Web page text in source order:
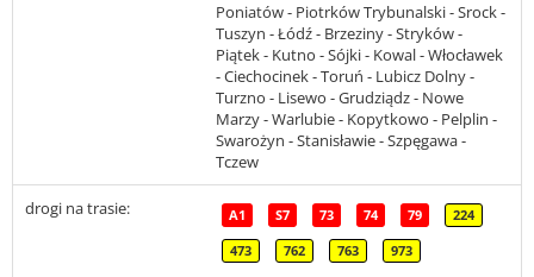
Poniatów - Piotrków Trybunalski - Srock -
Tuszyn - Łódź - Brzeziny - Stryków -
Piątek - Kutno - Sójki - Kowal - Włocławek
- Ciechocinek - Toruń - Lubicz Dolny -
Turzno - Lisewo - Grudziądz - Nowe
Marzy - Warlubie - Kopytkowo - Pelplin -
Swarożyn - Stanisławie - Szpęgawa -
Tczew
drogi na trasie: A1 S7 73 74 79 224
473 762 763 973